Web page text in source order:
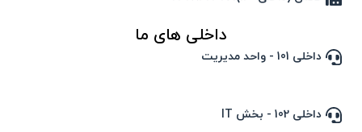
داخلی های ما
داخلی 101 - واحد مدیریت
داخلی 102 - بخش IT